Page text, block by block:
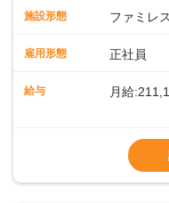
スタッフの働きやすさを
や歩行数が約40%も削減
なDX（デジタルトラン
います。私たちは、多
に合わせた柔軟な勤務
施設形態 ファミレス
雇用形態 正社員
給与 月給
※残業代
※経験に
給